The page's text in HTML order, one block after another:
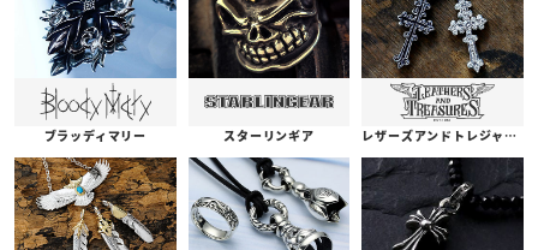
ブラッディマリー スターリンギア レザーズアンドトレジャーズ